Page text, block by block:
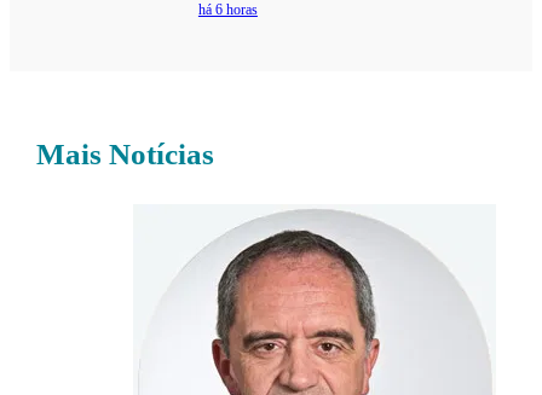
há 6 horas
Mais Notícias